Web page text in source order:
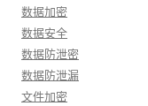
数据加密
数据安全
数据防泄密
数据防泄漏
文件加密